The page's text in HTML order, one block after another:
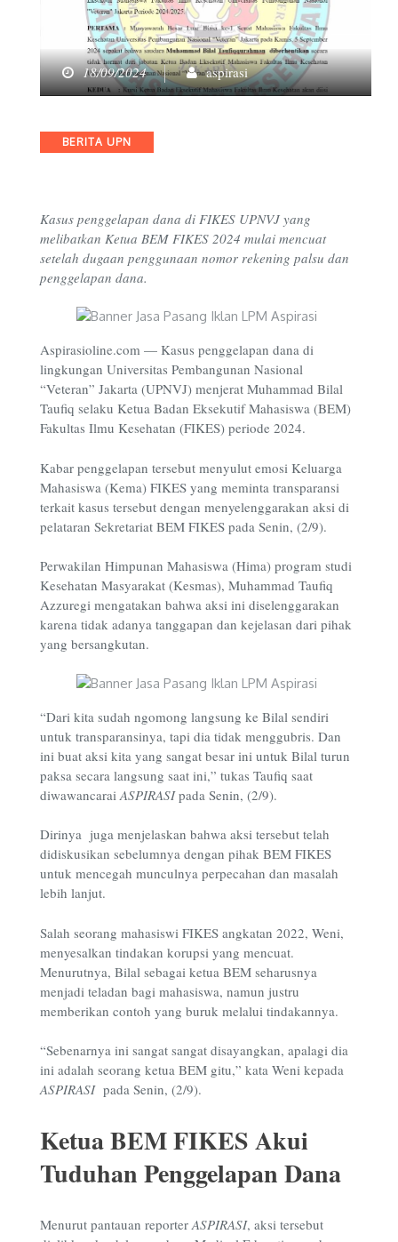
18/09/2024 aspirasi
Categories
BERITA UPN
Kasus penggelapan dana di FIKES UPNVJ yang
melibatkan Ketua BEM FIKES 2024 mulai mencuat
setelah dugaan penggunaan nomor rekening palsu dan
penggelapan dana.
Aspirasioline.com — Kasus penggelapan dana di
lingkungan Universitas Pembangunan Nasional
“Veteran” Jakarta (UPNVJ) menjerat Muhammad Bilal
Taufiq selaku Ketua Badan Eksekutif Mahasiswa (BEM)
Fakultas Ilmu Kesehatan (FIKES) periode 2024.
Kabar penggelapan tersebut menyulut emosi Keluarga
Mahasiswa (Kema) FIKES yang meminta transparansi
terkait kasus tersebut dengan menyelenggarakan aksi di
pelataran Sekretariat BEM FIKES pada Senin, (2/9).
Perwakilan Himpunan Mahasiswa (Hima) program studi
Kesehatan Masyarakat (Kesmas), Muhammad Taufiq
Azzuregi mengatakan bahwa aksi ini diselenggarakan
karena tidak adanya tanggapan dan kejelasan dari pihak
yang bersangkutan.
“Dari kita sudah ngomong langsung ke Bilal sendiri
untuk transparansinya, tapi dia tidak menggubris. Dan
ini buat aksi kita yang sangat besar ini untuk Bilal turun
paksa secara langsung saat ini,” tukas Taufiq saat
diwawancarai ASPIRASIpada Senin, (2/9).
Dirinya juga menjelaskan bahwa aksi tersebut telah
didiskusikan sebelumnya dengan pihak BEM FIKES
untuk mencegah munculnya perpecahan dan masalah
lebih lanjut.
Salah seorang mahasiswi FIKES angkatan 2022, Weni,
menyesalkan tindakan korupsi yang mencuat.
Menurutnya, Bilal sebagai ketua BEM seharusnya
menjadi teladan bagi mahasiswa, namun justru
memberikan contoh yang buruk melalui tindakannya.
“Sebenarnya ini sangat sangat disayangkan, apalagi dia
ini adalah seorang ketua BEM gitu,” kata Weni kepada
ASPIRASI pada Senin, (2/9).
Ketua BEM FIKES Akui
Tuduhan Penggelapan Dana
Menurut pantauan reporterASPIRASI, aksi tersebut